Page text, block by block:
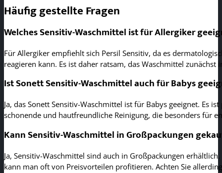
Häufig gestellte Fragen
Welches Sensitiv-Waschmittel ist für Allergiker
Für Allergiker empfiehlt sich Persil Sensitiv, da es
reagieren kann. Es ist daher ratsam, das Waschmittel
Ist Sonett Sensitiv-Waschmittel auch für Babys
Ja, das Sonett Sensitiv-Waschmittel ist für Babys geeignet. Es
schonende und hautfreundliche Reinigung, die besonders für
Kann Sensitiv-Waschmittel in Großpackungen
Ja, Sensitiv-Waschmittel sind auch in Großpackungen
kann man oft von Preisvorteilen profitieren. Achten Sie